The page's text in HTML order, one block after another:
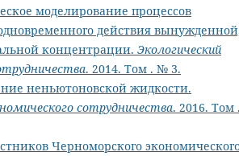
моделирование процессов
действия
концентрации. Экологический
. 2014. Том . № 3.
неньютоновской жидкости.
сотрудничества. 2016. Том .
Черноморского